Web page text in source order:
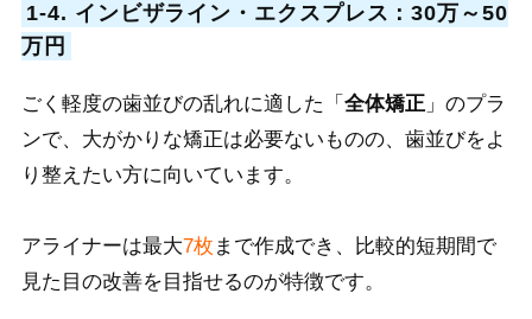
1-4. インビザライン・エクスプレス：30万～50
万円
ごく軽度の歯並びの乱れに適した「 全体矯正」のプラ
ンで、大がかりな矯正は必要ないものの、歯並びをよ
り整えたい方に向いています。
アライナーは最大7枚 まで作成でき、比較的短期間で
見た目の改善を目指せるのが特徴です。